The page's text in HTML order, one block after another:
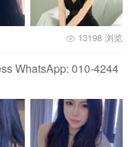
13198 浏览
WhatsApp: 010-4244